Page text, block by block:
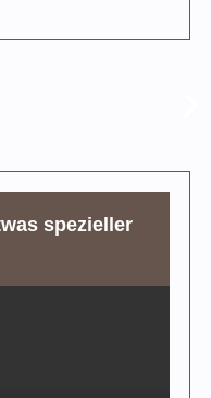
spezieller